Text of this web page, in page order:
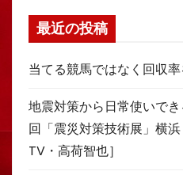
最近の投稿
当てる競馬ではなく回収
地震対策から日常使いで
回「震災対策技術展」横
TV・高荷智也］